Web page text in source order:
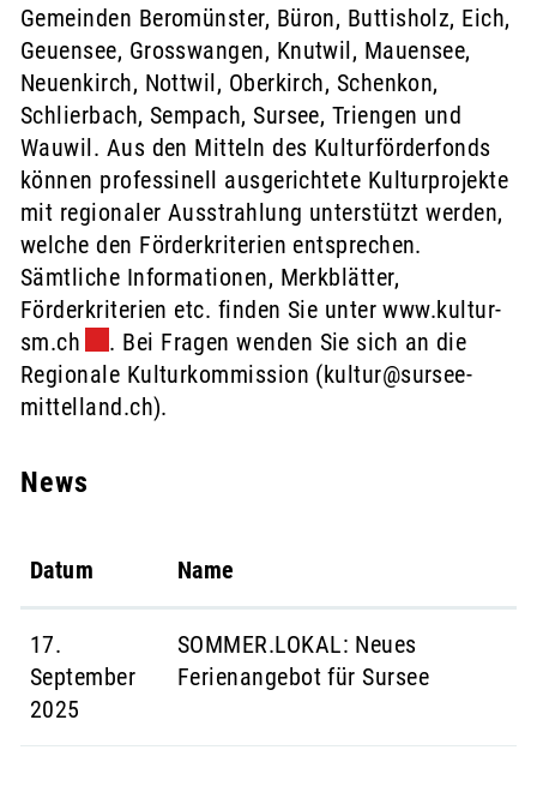
Gemeinden Beromünster, Büron, Buttisholz, Eich,
Geuensee, Grosswangen, Knutwil, Mauensee,
Neuenkirch, Nottwil, Oberkirch, Schenkon,
Schlierbach, Sempach, Sursee, Triengen und
Wauwil. Aus den Mitteln des Kulturförderfonds
können professinell ausgerichtete Kulturprojekte
mit regionaler Ausstrahlung unterstützt werden,
welche den Förderkriterien entsprechen.
Sämtliche Informationen, Merkblätter,
Förderkriterien etc. finden Sie unterwww.kultur-
sm.ch Externer Link wird in einem neuen Fenster
. Bei Fragen wenden Sie sich an die
Regionale Kulturkommission (kultur@sursee-
mittelland.ch).
News
Datum Name
17.
September
2025
SOMMER.LOKAL: Neues
Ferienangebot für Sursee